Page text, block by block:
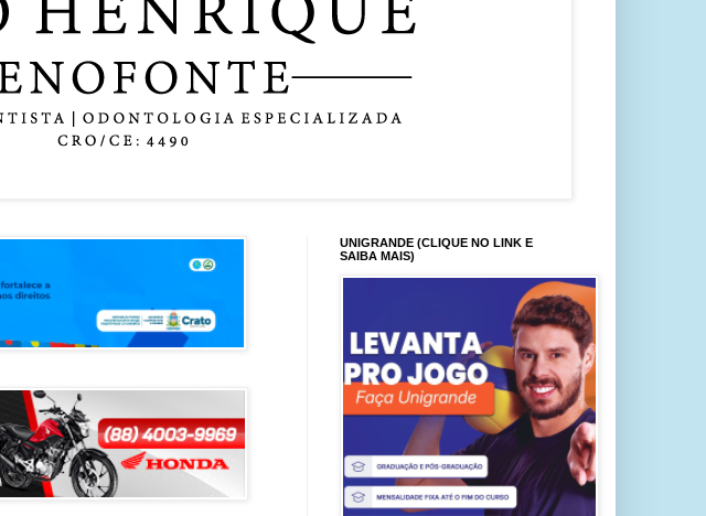
UNIGRANDE (CLIQUE NO LINK E
SAIBA MAIS)